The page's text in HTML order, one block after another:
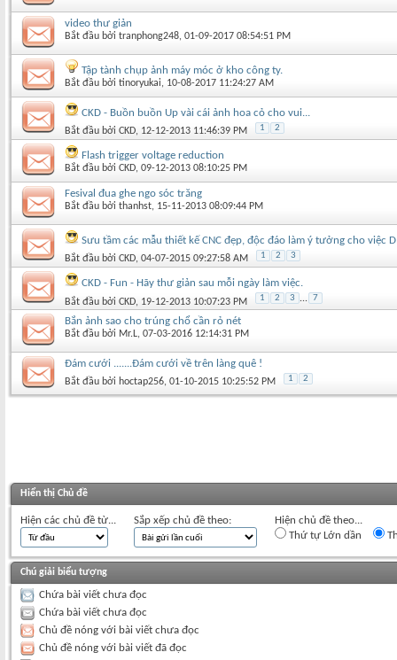
video thư giản
Bắt đầu bởi tranphong248‎, 01-09-2017 08:54:51 PM
Tập tành chụp ảnh máy móc ở kho công ty.
Bắt đầu bởi tinoryukai‎, 10-08-2017 11:24:27 AM
CKD - Buồn buồn Up vài cái ảnh hoa cỏ cho vui...
Bắt đầu bởi CKD‎, 12-12-2013 11:46:39 PM 1 2
Flash trigger voltage reduction
Bắt đầu bởi CKD‎, 09-12-2013 08:10:25 PM
Fesival đua ghe ngo sóc trăng
Bắt đầu bởi thanhst‎, 15-11-2013 08:09:44 PM
Sưu tầm các mẫu thiết kế CNC đẹp, độc đáo làm ý tưởng cho việc
Bắt đầu bởi CKD‎, 04-07-2015 09:27:58 AM 1 2 3
CKD - Fun - Hãy thư giản sau mỗi ngày làm việc.
Bắt đầu bởi CKD‎, 19-12-2013 10:07:23 PM 1 2 3 ... 7
Bắn ảnh sao cho trúng chổ cần rỏ nét
Bắt đầu bởi Mr.L‎, 07-03-2016 12:14:31 PM
Đám cưới .......Đám cưới về trên làng quê !
Bắt đầu bởi hoctap256‎, 01-10-2015 10:25:52 PM 1 2
Hiển thị Chủ đề
Hiện các chủ đề từ... Sắp xếp chủ đề theo:
Hiện chủ đề theo...
Thứ tự Lớn dần
Chú giải biểu tượng
Chứa bài viết chưa đọc
Chứa bài viết chưa đọc
Chủ đề nóng với bài viết chưa đọc
Chủ đề nóng với bài viết đã đọc